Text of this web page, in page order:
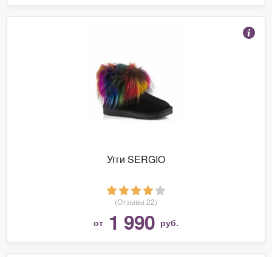
Угги SERGIO
(Отзывы 22)
от 1 990 руб.